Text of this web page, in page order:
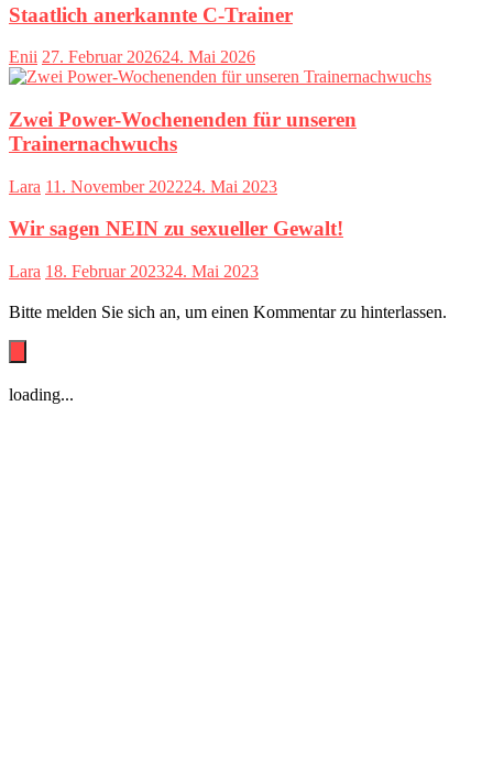
Staatlich anerkannte C-Trainer
Enii 27. Februar 202624. Mai 2026
Zwei Power-Wochenenden für unseren
Trainernachwuchs
Lara 11. November 202224. Mai 2023
Wir sagen NEIN zu sexueller Gewalt!
Lara 18. Februar 202324. Mai 2023
Bitte melden Sie sich an, um einen Kommentar zu hinterlassen.
loading...